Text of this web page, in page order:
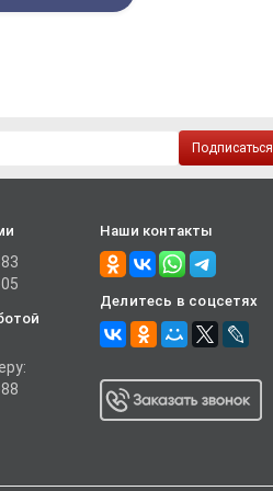
Подписаться
Наши контакты
Делитесь в соцсетях